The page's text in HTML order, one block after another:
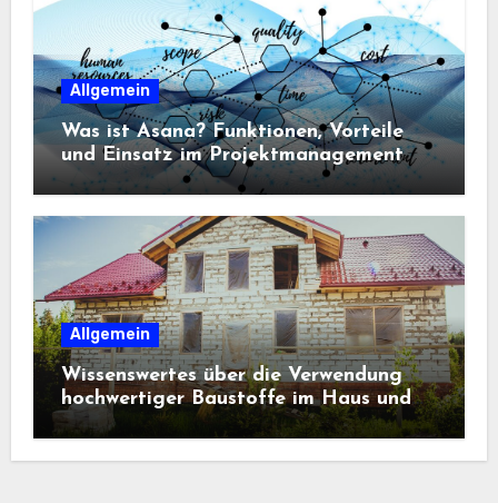
Allgemein
Was ist Asana? Funktionen, Vorteile
und Einsatz im Projektmanagement
Allgemein
Wissenswertes über die Verwendung
hochwertiger Baustoffe im Haus und
beim Hausbau